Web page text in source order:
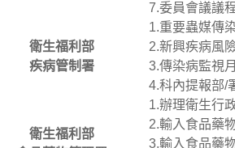
7.委員會議議
衛生福利部
疾病管制署
1.重要蟲媒傳
2.新興疾病風
3.傳染病監視
4.科內提報部/
衛生福利部
1.辦理衛生行
2.輸入食品藥
3.輸入食品藥